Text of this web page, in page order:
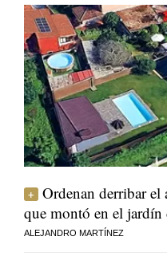
Ordenan derribar el
que montó en el jardín
ALEJANDRO MARTÍNEZ